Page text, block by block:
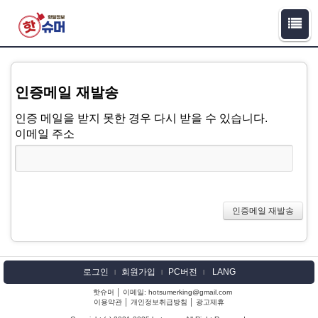
인증메일 재발송
인증 메일을 받지 못한 경우 다시 받을 수 있습니다.
이메일 주소
로그인 l 회원가입 l PC버전 l LANG
핫슈머 │ 이메일: hotsumerking@gmail.com
이용약관
개인정보취급방침 광고제휴